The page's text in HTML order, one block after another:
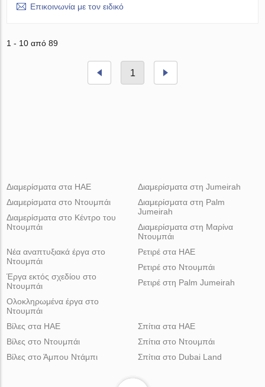
Επικοινωνία με τον ειδικό
1 - 10 από 89
1
Διαμερίσματα στα ΗΑΕ
Διαμερίσματα στο Ντουμπάι
Διαμερίσματα στο Κέντρο του
Ντουμπάι
Διαμερίσματα στη Jumeirah
Διαμερίσματα στη Palm
Jumeirah
Διαμερίσματα στη Μαρίνα
Ντουμπάι
Νέα αναπτυξιακά έργα στο
Ντουμπάι
Έργα εκτός σχεδίου στο
Ντουμπάι
Ολοκληρωμένα έργα στο
Ντουμπάι
Ρετιρέ στα ΗΑΕ
Ρετιρέ στο Ντουμπάι
Ρετιρέ στη Palm Jumeirah
Βίλες στα ΗΑΕ
Βίλες στο Ντουμπάι
Βίλες στο Άμπου Ντάμπι
Σπίτια στα ΗΑΕ
Σπίτια στο Ντουμπάι
Σπίτια στο Dubai Land